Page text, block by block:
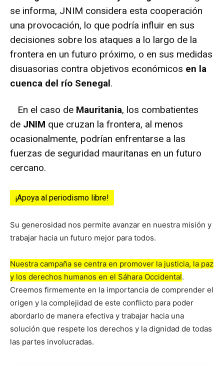
se informa, JNIM considera esta cooperación
una provocación, lo que podría influir en sus
decisiones sobre los ataques a lo largo de la
frontera en un futuro próximo, o en sus medidas
disuasorias contra objetivos económicos en la
cuenca del río Senegal.
En el caso de Mauritania, los combatientes
de JNIM que cruzan la frontera, al menos
ocasionalmente, podrían enfrentarse a las
fuerzas de seguridad mauritanas en un futuro
cercano.
¡Apoya al periodismo libre!
Su generosidad nos permite avanzar en nuestra misión y
trabajar hacia un futuro mejor para todos.
Nuestra campaña se centra en promover la justicia, la paz
y los derechos humanos en el Sáhara Occidental.
Creemos firmemente en la importancia de comprender el
origen y la complejidad de este conflicto para poder
abordarlo de manera efectiva y trabajar hacia una
solución que respete los derechos y la dignidad de todas
las partes involucradas.